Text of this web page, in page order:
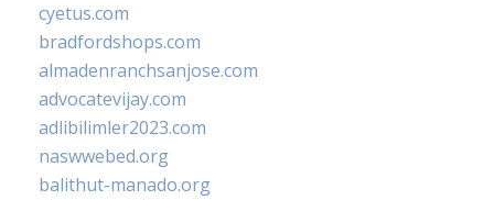
cyetus.com
bradfordshops.com
almadenranchsanjose.com
advocatevijay.com
adlibilimler2023.com
naswwebed.org
balithut-manado.org